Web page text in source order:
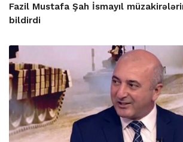
Fazil Mustafa Şah İsmayıl
bildirdi